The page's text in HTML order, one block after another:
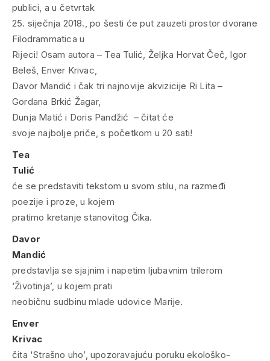
publici, a u četvrtak
25. siječnja 2018., po šesti će put zauzeti prostor dvorane
Filodrammatica u
Rijeci! Osam autora – Tea Tulić, Željka Horvat Čeč, Igor
Beleš, Enver Krivac,
Davor Mandić i čak tri najnovije akvizicije Ri Lita –
Gordana Brkić Žagar,
Dunja Matić i Doris Pandžić – čitat će
svoje najbolje priče, s početkom u 20 sati!
Tea
Tulić
će se predstaviti tekstom u svom stilu, na razmeđi
poezije i proze, u kojem
pratimo kretanje stanovitog Čika.
Davor
Mandić
predstavlja se sjajnim i napetim ljubavnim trilerom
‘Životinja’, u kojem prati
neobičnu sudbinu mlade udovice Marije.
Enver
Krivac
čita ‘Strašno uho’, upozoravajuću poruku ekološko-